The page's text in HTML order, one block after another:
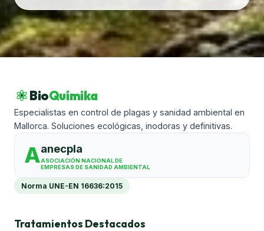
BioQuímika
Especialistas en control de plagas y sanidad ambiental en
Mallorca. Soluciones ecológicas, inodoras y definitivas.
Aanecpla
ASOCIACIÓN NACIONAL DE
EMPRESAS DE SANIDAD AMBIENTAL
Norma UNE-EN 16636:2015
Tratamientos Destacados